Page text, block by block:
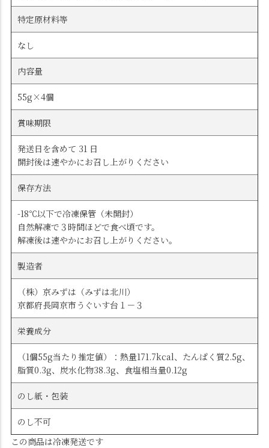
特定原材料等
なし
内容量
55g×4個
賞味期限
発送日を含めて 31 日
開封後は速やかにお召し上がりください
保存方法
-18℃以下で冷凍保管（未開封）
自然解凍で３時間ほどで食べ頃です。
解凍後は速やかにお召し上がりください。
製造者
（株）京みずは（みずは北川）
京都府長岡京市うぐいす台１－３
栄養成分
（1個55g当たり推定値）：熱量171.7kcal、たんぱく質2.5g、
脂質0.3g、炭水化物38.3g、食塩相当量0.12g
のし紙・包装
のし不可
この商品は冷凍発送です